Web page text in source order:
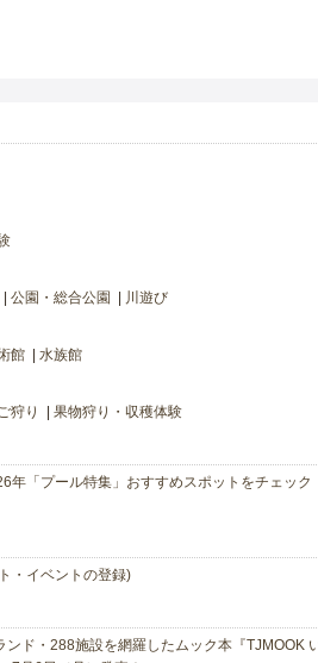
公園・総合公園 川遊び
館 水族館
狩り 果物狩り・収穫体験
年「プール特集」おすすめスポットをチェック
・イベントの登録)
ンド・288施設を網羅したムック本『TJMOOK